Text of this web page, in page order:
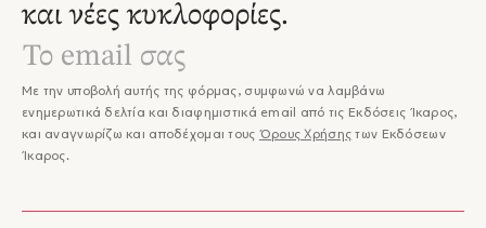
και νέες κυκλοφορίες.
Με την υποβολή αυτής της φόρμας, συμφωνώ να λαμβάνω
ενημερωτικά δελτία και διαφημιστικά email από τις Εκδόσεις Ίκαρος,
και αναγνωρίζω και αποδέχομαι τους Όρους Χρήσης των Εκδόσεων
Ίκαρος.